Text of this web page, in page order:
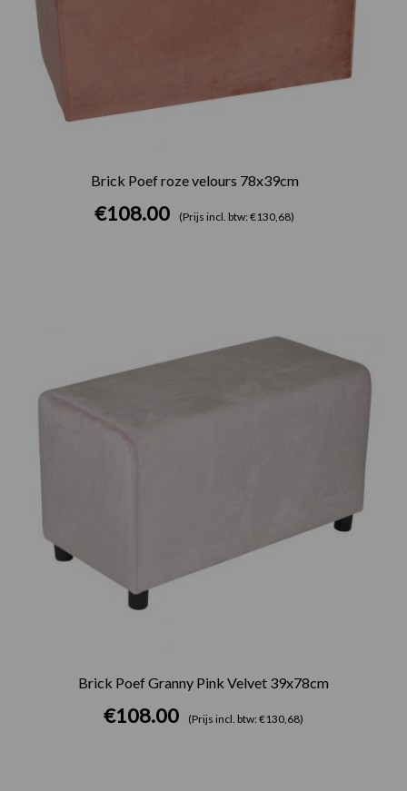
Brick Poef roze velours 78x39cm
€108.00 (Prijs incl. btw: €130,68)
Brick Poef Granny Pink Velvet 39x78cm
€108.00 (Prijs incl. btw: €130,68)